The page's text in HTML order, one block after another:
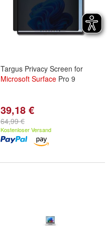
Targus Privacy Screen for
Microsoft Surface Pro 9
39,18 €
64,99 €
Kostenloser Versand